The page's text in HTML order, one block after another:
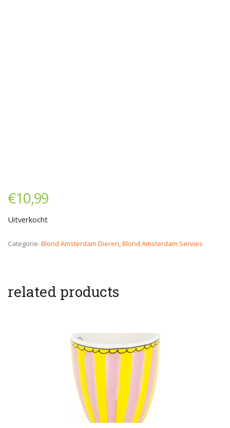
€10,99
Uitverkocht
Categorie: Blond Amsterdam Dieren,Blond Amsterdam Servies
related products